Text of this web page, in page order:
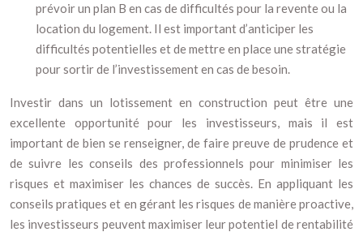
prévoir un plan B en cas de difficultés pour la revente ou la
location du logement. Il est important d’anticiper les
difficultés potentielles et de mettre en place une stratégie
pour sortir de l’investissement en cas de besoin.
Investir dans un lotissement en construction peut être une
excellente opportunité pour les investisseurs, mais il est
important de bien se renseigner, de faire preuve de prudence et
de suivre les conseils des professionnels pour minimiser les
risques et maximiser les chances de succès. En appliquant les
conseils pratiques et en gérant les risques de manière proactive,
les investisseurs peuvent maximiser leur potentiel de rentabilité